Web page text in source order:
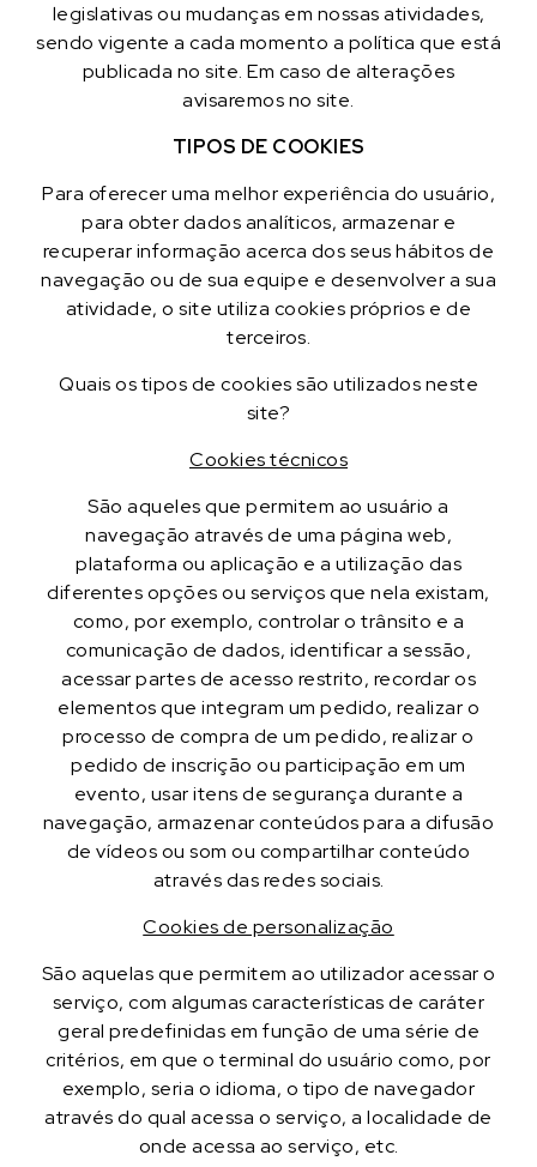
legislativas ou mudanças em nossas atividades,
sendo vigente a cada momento a política que está
publicada no site. Em caso de alterações
avisaremos no site.
TIPOS DE COOKIES
Para oferecer uma melhor experiência do usuário,
para obter dados analíticos, armazenar e
recuperar informação acerca dos seus hábitos de
navegação ou de sua equipe e desenvolver a sua
atividade, o site utiliza cookies próprios e de
terceiros.
Quais os tipos de cookies são utilizados neste
site?
Cookies técnicos
São aqueles que permitem ao usuário a
navegação através de uma página web,
plataforma ou aplicação e a utilização das
diferentes opções ou serviços que nela existam,
como, por exemplo, controlar o trânsito e a
comunicação de dados, identificar a sessão,
acessar partes de acesso restrito, recordar os
elementos que integram um pedido, realizar o
processo de compra de um pedido, realizar o
pedido de inscrição ou participação em um
evento, usar itens de segurança durante a
navegação, armazenar conteúdos para a difusão
de vídeos ou som ou compartilhar conteúdo
através das redes sociais.
Cookies de personalização
São aquelas que permitem ao utilizador acessar o
serviço, com algumas características de caráter
geral predefinidas em função de uma série de
critérios, em que o terminal do usuário como, por
exemplo, seria o idioma, o tipo de navegador
através do qual acessa o serviço, a localidade de
onde acessa ao serviço, etc.